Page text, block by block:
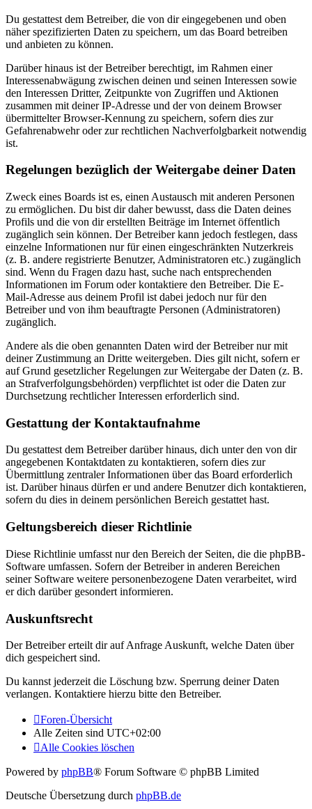
Du gestattest dem Betreiber, die von dir eingegebenen und oben
näher spezifizierten Daten zu speichern, um das Board betreiben
und anbieten zu können.
Darüber hinaus ist der Betreiber berechtigt, im Rahmen einer
Interessenabwägung zwischen deinen und seinen Interessen sowie
den Interessen Dritter, Zeitpunkte von Zugriffen und Aktionen
zusammen mit deiner IP-Adresse und der von deinem Browser
übermittelter Browser-Kennung zu speichern, sofern dies zur
Gefahrenabwehr oder zur rechtlichen Nachverfolgbarkeit notwendig
ist.
Regelungen bezüglich der Weitergabe deiner Daten
Zweck eines Boards ist es, einen Austausch mit anderen Personen
zu ermöglichen. Du bist dir daher bewusst, dass die Daten deines
Profils und die von dir erstellten Beiträge im Internet öffentlich
zugänglich sein können. Der Betreiber kann jedoch festlegen, dass
einzelne Informationen nur für einen eingeschränkten Nutzerkreis
(z. B. andere registrierte Benutzer, Administratoren etc.) zugänglich
sind. Wenn du Fragen dazu hast, suche nach entsprechenden
Informationen im Forum oder kontaktiere den Betreiber. Die E-
Mail-Adresse aus deinem Profil ist dabei jedoch nur für den
Betreiber und von ihm beauftragte Personen (Administratoren)
zugänglich.
Andere als die oben genannten Daten wird der Betreiber nur mit
deiner Zustimmung an Dritte weitergeben. Dies gilt nicht, sofern er
auf Grund gesetzlicher Regelungen zur Weitergabe der Daten (z. B.
an Strafverfolgungsbehörden) verpflichtet ist oder die Daten zur
Durchsetzung rechtlicher Interessen erforderlich sind.
Gestattung der Kontaktaufnahme
Du gestattest dem Betreiber darüber hinaus, dich unter den von dir
angegebenen Kontaktdaten zu kontaktieren, sofern dies zur
Übermittlung zentraler Informationen über das Board erforderlich
ist. Darüber hinaus dürfen er und andere Benutzer dich kontaktieren,
sofern du dies in deinem persönlichen Bereich gestattet hast.
Geltungsbereich dieser Richtlinie
Diese Richtlinie umfasst nur den Bereich der Seiten, die die phpBB-
Software umfassen. Sofern der Betreiber in anderen Bereichen
seiner Software weitere personenbezogene Daten verarbeitet, wird
er dich darüber gesondert informieren.
Auskunftsrecht
Der Betreiber erteilt dir auf Anfrage Auskunft, welche Daten über
dich gespeichert sind.
Du kannst jederzeit die Löschung bzw. Sperrung deiner Daten
verlangen. Kontaktiere hierzu bitte den Betreiber.
Foren-Übersicht
Alle Zeiten sind UTC+02:00
Alle Cookies löschen
Powered by phpBB® Forum Software © phpBB Limited
Deutsche Übersetzung durch phpBB.de